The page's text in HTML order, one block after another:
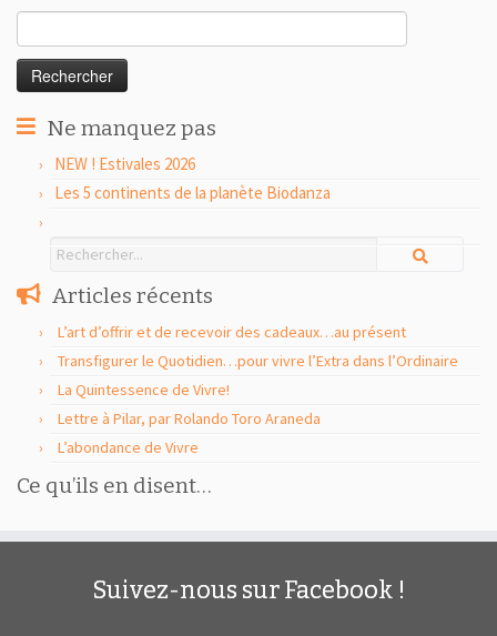
Ne manquez pas
NEW ! Estivales 2026
Les 5 continents de la planète Biodanza
Articles récents
L’art d’offrir et de recevoir des cadeaux…au présent
Transfigurer le Quotidien…pour vivre l’Extra dans l’Ordinaire
La Quintessence de Vivre!
Lettre à Pilar, par Rolando Toro Araneda
L’abondance de Vivre
Ce qu’ils en disent…
Suivez-nous sur Facebook !